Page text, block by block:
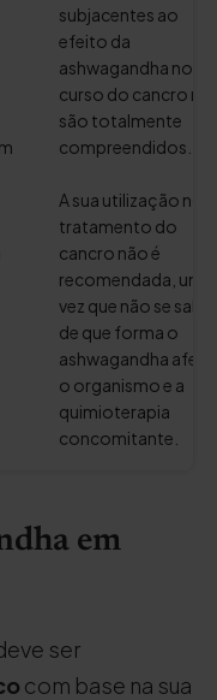
subjacentes ao
efeito da
ashwagandha no
curso do cancro
são totalmente
compreendidos.
A sua utilização no
tratamento do
cancro não é
recomendada, uma
vez que não se sabe
de que forma o
ashwagandha
o organismo e a
quimioterapia
concomitante.
em
ser
com base na sua